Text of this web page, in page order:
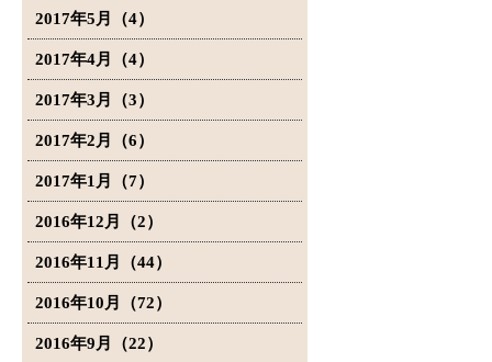
2017年5月（4）
2017年4月（4）
2017年3月（3）
2017年2月（6）
2017年1月（7）
2016年12月（2）
2016年11月（44）
2016年10月（72）
2016年9月（22）